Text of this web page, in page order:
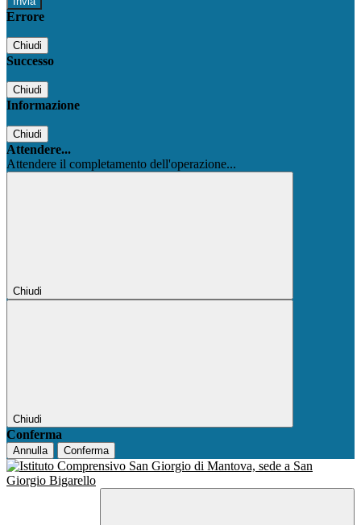
Errore
Chiudi
Successo
Chiudi
Informazione
Chiudi
Attendere...
Attendere il completamento dell'operazione...
Chiudi
Chiudi
Conferma
Annulla Conferma